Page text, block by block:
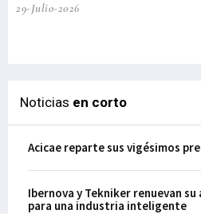
29-Julio-2026
Noticias en corto
Acicae reparte sus vigésimos
Ibernova y Tekniker renuevan
para una industria inteligente